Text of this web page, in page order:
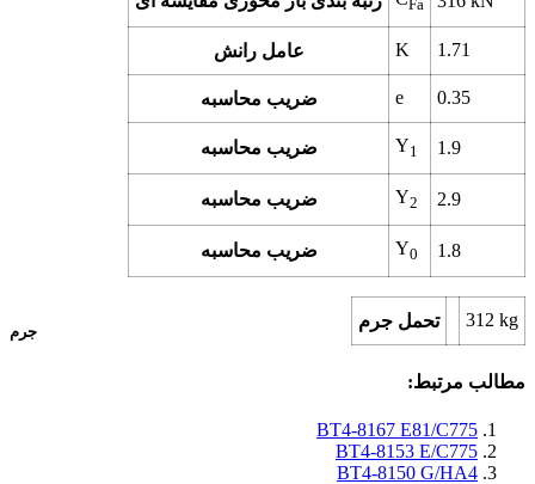
Fa
عامل رانش K 1.71
ضریب محاسبه e 0.35
ضریب محاسبه Y1 1.9
ضریب محاسبه Y2 2.9
ضریب محاسبه Y0 1.8
جرم
تحمل جرم 312 kg
مطالب مرتبط:
BT4-8167 E81/C775
BT4-8153 E/C775
BT4-8150 G/HA4